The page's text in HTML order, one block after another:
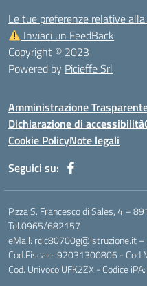
Le tue preferenze relative
Inviaci un FeedBack
Copyright © 2023
Powered by Picieffe Srl
Amministrazione
Dichiarazione di accessibilità
Cookie PolicyNote legali
Seguici su:
P.zza S. Francesco di Sales, 4 –
Tel.0965/682157
eMail: rcic80700g@istruzione.it
Cod.Fiscale: 92031300806 -
Cod. Univoco UFK2ZX - Codice